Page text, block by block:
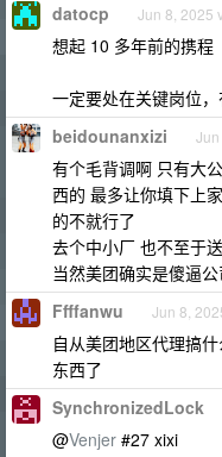
datocp Jun 8, 2025
想起 10 多年前的携程
一定要处在关键岗位，
beidounanxizi
有个毛背调啊 只有大
西的 最多让你填下上
的不就行了
去个中小厂 也不至于
当然美团确实是傻逼公
Ffffanwu Jun 8,
自从美团地区代理搞
东西了
SynchronizedLock
@Venjer #27 xixi